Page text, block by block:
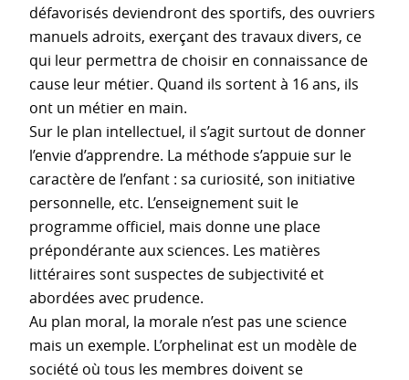
défavorisés deviendront des sportifs, des ouvriers
manuels adroits, exerçant des travaux divers, ce
qui leur permettra de choisir en connaissance de
cause leur métier. Quand ils sortent à 16 ans, ils
ont un métier en main.
Sur le plan intellectuel, il s’agit surtout de donner
l’envie d’apprendre. La méthode s’appuie sur le
caractère de l’enfant : sa curiosité, son initiative
personnelle, etc. L’enseignement suit le
programme officiel, mais donne une place
prépondérante aux sciences. Les matières
littéraires sont suspectes de subjectivité et
abordées avec prudence.
Au plan moral, la morale n’est pas une science
mais un exemple. L’orphelinat est un modèle de
société où tous les membres doivent se